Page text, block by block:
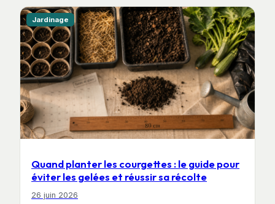
Jardinage
Quand planter les courgettes : le guide pour
éviter les gelées et réussir sa récolte
26 juin 2026